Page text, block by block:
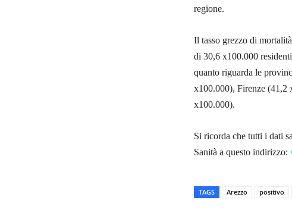
regione.
Il tasso grezzo di
di 30,6 x100.000
quanto riguarda le
x100.000), Firenze (41,2
x100.000).
Si ricorda che tutti i dati
Sanità a questo indirizzo:
TAGS Arezzo positivo